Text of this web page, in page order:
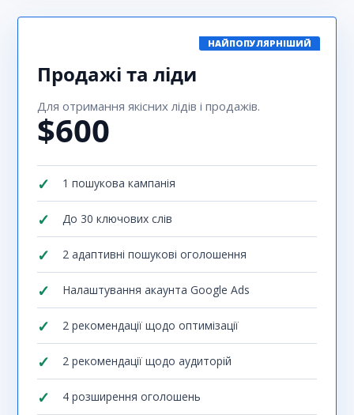
НАЙПОПУЛЯРНІШИЙ
Продажі та ліди
Для отримання якісних лідів і продажів.
$600
1 пошукова кампанія
До 30 ключових слів
2 адаптивні пошукові оголошення
Налаштування акаунта Google Ads
2 рекомендації щодо оптимізації
2 рекомендації щодо аудиторій
4 розширення оголошень